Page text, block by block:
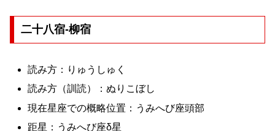
二十八宿-柳宿
読み方：りゅうしゅく
読み方（訓読）：ぬりこぼし
現在星座での概略位置：うみへび座頭部
距星：うみへび座δ星